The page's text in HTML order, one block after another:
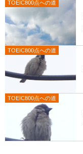
TOEIC800点への道
TOEIC800点への道
TOEIC800点への道